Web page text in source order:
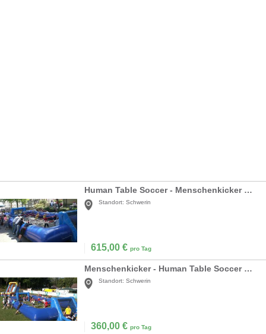
Human Table Soccer - Menschenkicker mieten
Standort: Schwerin
615,00 € pro Tag
Menschenkicker - Human Table Soccer mieten
Standort: Schwerin
360,00 € pro Tag